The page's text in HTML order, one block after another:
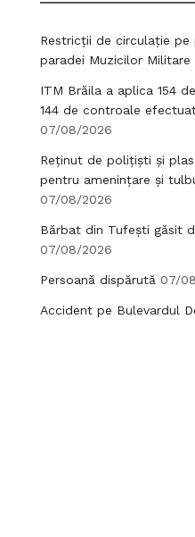
Restricții de circulație pe
paradei Muzicilor Militare
ITM Brăila a aplica 154
144 de controale
07/08/2026
Reținut de polițiști și
pentru amenințare și
07/08/2026
Bărbat din Tufești găsit
07/08/2026
Persoană dispărută 07/
Accident pe Bulevardul